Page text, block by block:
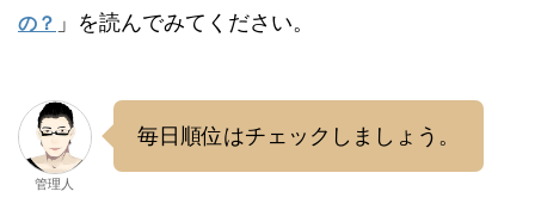
の？ 」を読んでみてください。
管理人
毎日順位はチェックしましょう。